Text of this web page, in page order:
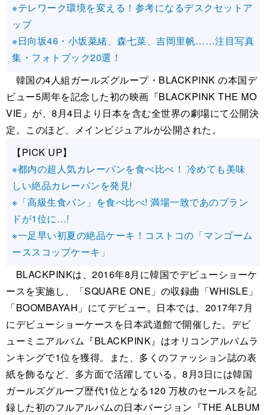
※テレワーク環境を変える！参考になるデスクセットア
ップ
※日向坂46・小坂菜緒、森七菜、吉岡里帆……注目写真
集・フォトブック20選！
韓国の4人組ガールズグループ・BLACKPINK の本国デ
ビュー5周年を記念した初の映画『BLACKPINK THE MO
VIE』が、8月4日より日本を含む全世界の劇場にて公開決
定。このほど、メインビジュアルが公開された。
【PICK UP】
※都内の超人気カレーパンを食べ比べ！ 冷めても美味
しい絶品カレーパンを発見!
※「高級生食パン」を食べ比べ! 満場一致であのブラン
ドが1位に…!
※一足早い初夏の絶品ケーキ！コストコの「マンゴーム
ーススコップケーキ」
BLACKPINKは、2016年8月に韓国でデビューショーケ
ースを実施し、「SQUARE ONE」の収録曲「WHISLE」
「BOOMBAYAH」にてデビュー。日本では、2017年7月
にデビューショーケースを日本武道館で開催した。デビ
ューミニアルバム『BLACKPINK』はオリコンアルバムラ
ンキングで1位を獲得。また、多くのファッション誌の表
紙を飾るなど、多方面で活躍している。8月3日には韓国
ガールズグループ歴代1位となる120 万枚のセールスを記
録した初のフルアルバムの日本バージョン『THE ALBUM